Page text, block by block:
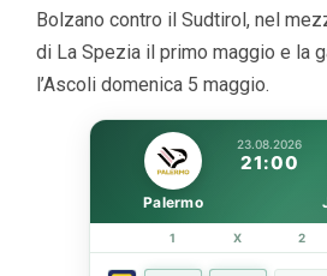
Bolzano contro il Sudtirol, nel
di La Spezia il primo maggio e la
l’Ascoli domenica 5 maggio.
23.08.2026
21:00
Palermo
1 X 2